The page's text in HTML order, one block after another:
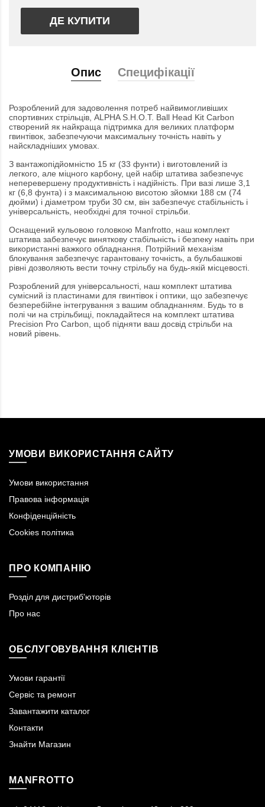
ДЕ КУПИТИ
Опис Специфікації
Розроблений для задоволення потреб найвимогливіших
спортивних стрільців, ALPHA S.H.O.T. Ball Head Kit Carbon
створений як найкраща підтримка для великих платформ
гвинтівок, забезпечуючи максимальну точність навіть у
найскладніших умовах.
З вантажопідйомністю 15 кг (33 фунти) і виготовлений із
легкого, але міцного карбону, цей набір штатива забезпечує
неперевершену продуктивність і надійність. При вазі лише 3,1
кг (6,8 фунта) і з максимальною висотою зйомки 188 см (74
дюйми) і діаметром труби 30 см, він забезпечує стабільність і
універсальність, необхідні для точної стрільби.
Оснащений кульовою головкою Manfrotto, наш комплект
штатива забезпечує виняткову стабільність і безпеку навіть при
використанні важкого обладнання. Потрійний механізм
блокування забезпечує гарантовану точність, а бульбашкові
рівні дозволяють вести точну стрільбу на будь-якій місцевості.
Розроблений для універсальності, наш комплект штатива
сумісний із пластинами для гвинтівок і оптики, що забезпечує
безперебійне інтегрування з вашим обладнанням. Будь то в
полі чи на стрільбищі, покладайтеся на комплект штатива
Precision Pro Carbon, щоб підняти ваш досвід стрільби на
новий рівень.
УМОВИ ВИКОРИСТАННЯ САЙТУ
Умови використання
Правова інформація
Конфіденційність
Cookies політика
ПРО КОМПАНІЮ
Розділ для дистриб'юторів
Про нас
ОБСЛУГОВУВАННЯ КЛІЄНТІВ
Умови гарантії
Сервіс та ремонт
Завантажити каталог
Контакти
Знайти Магазин
MANFROTTO